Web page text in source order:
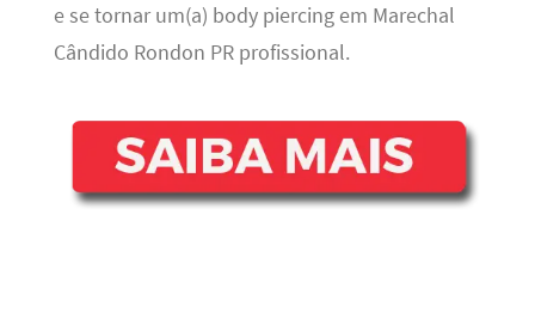
e se tornar um(a) body piercing em Marechal
Cândido Rondon PR profissional.